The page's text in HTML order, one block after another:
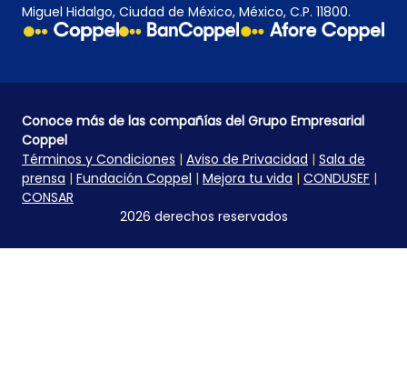
Miguel Hidalgo, Ciudad de México, México, C.P. 11800.
Conoce más de las compañías del Grupo Empresarial
Coppel
Términos y Condiciones | Aviso de Privacidad | Sala de
prensa | Fundación Coppel | Mejora tu vida | CONDUSEF |
CONSAR
2026 derechos reservados